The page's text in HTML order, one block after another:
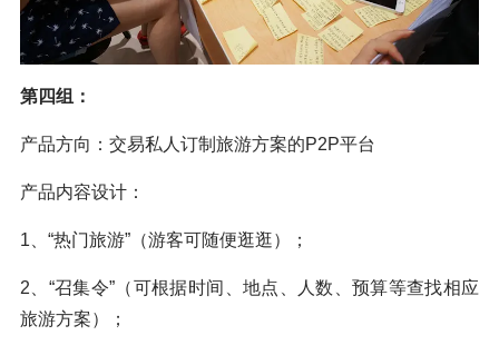
第四组：
产品方向：交易私人订制旅游方案的P2P平台
产品内容设计：
1、“热门旅游”（游客可随便逛逛）；
2、“召集令”（可根据时间、地点、人数、预算等查找相应
旅游方案）；